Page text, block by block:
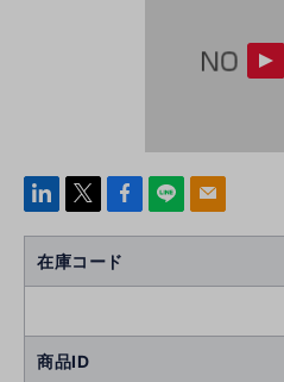
linke
Face
k
line mail
在庫コード
商品ID